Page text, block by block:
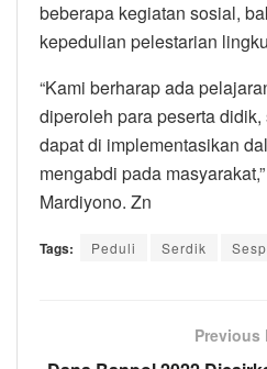
beberapa kegiatan sosial,
kepedulian pelestarian
“Kami berharap ada
diperoleh para peserta
dapat di implementasikan
mengabdi pada
Mardiyono. Zn
Tags: Peduli Serdik
Previous